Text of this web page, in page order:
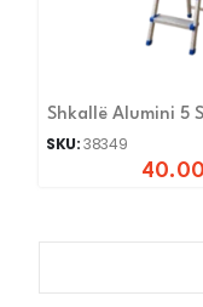
Shkallë Alumini 5
SKU:38349
40.00